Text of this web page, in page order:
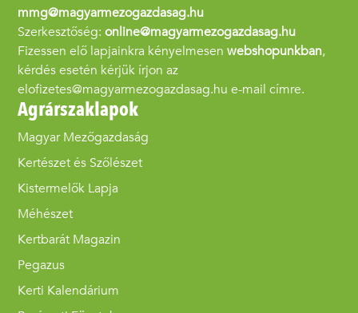
mmg@magyarmezogazdasag.hu
Szerkesztőség:online@magyarmezogazdasag.hu
Fizessen elő lapjainkra kényelmesenwebshopunkban,
kérdés esetén kérjük írjon az
elofizetes@magyarmezogazdasag.hu e-mail címre.
Agrárszaklapok
Magyar Mezőgazdaság
Kertészet és Szőlészet
Kistermelők Lapja
Méhészet
Kertbarát Magazin
Pegazus
Kerti Kalendárium